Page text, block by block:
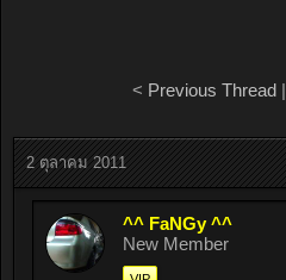
< Previous Thread|
2 ตุลาคม 2011
^^ FaNGy ^^
New Member